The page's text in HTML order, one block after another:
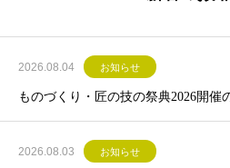
2026.08.04 お知らせ
ものづくり・匠の技の祭典2026開催
2026.08.03 お知らせ